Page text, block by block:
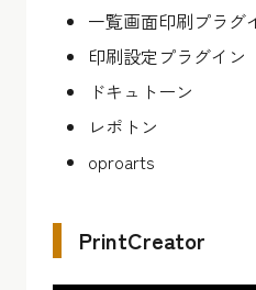
一覧画面印刷プラグ
印刷設定プラグイン
ドキュトーン
レポトン
oproarts
PrintCreator